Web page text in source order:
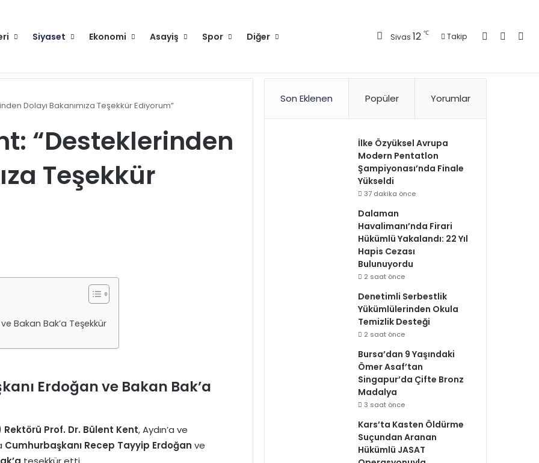
Siyaset Ekonomi Asayiş Spor Diğer Sivas 12 ℃ Takip Kayıt Ol
Dolayı Bakanımıza Teşekkür Ediyorum”
“Desteklerinden
Teşekkür
Bakan Bak’a Teşekkür
Erdoğan ve Bakan Bak’a
Prof. Dr. Bülent Kent, Aydın’a ve
Cumhurbaşkanı Recep Tayyip Erdoğan ve
Son Eklenen Popüler Yorumlar
İlke Özyüksel Avrupa
Modern Pentatlon
Şampiyonası’nda Finale
Yükseldi
37 dakika önce
Dalaman
Havalimanı’nda Firari
Hükümlü Yakalandı: 22 Yıl
Hapis Cezası
Bulunuyordu
2 saat önce
Denetimli Serbestlik
Yükümlülerinden Okula
Temizlik Desteği
2 saat önce
Bursa’dan 9 Yaşındaki
Ömer Asaf’tan
Singapur’da Çifte Bronz
Madalya
3 saat önce
Kars’ta Kasten Öldürme
Suçundan Aranan
Hükümlü JASAT